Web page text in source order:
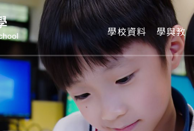
學校資料 學與教